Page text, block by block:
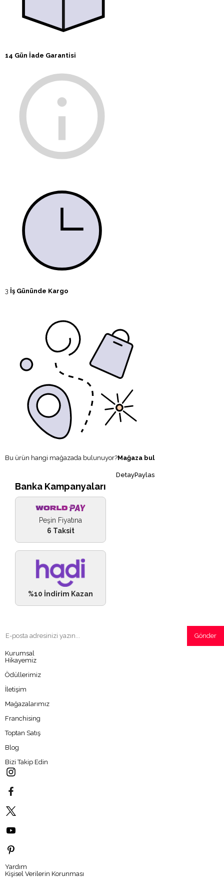
14 Gün İade Garantisi
3 İş Gününde Kargo
Bu ürün hangi mağazada bulunuyor?Mağaza bul
Banka Kampanyaları
Peşin Fiyatına
6 Taksit
%10 İndirim Kazan
DetayPaylas
Gönder
Kurumsal
Hikayemiz
Ödüllerimiz
İletişim
Mağazalarımız
Franchising
Toptan Satış
Blog
Bizi Takip Edin
Yardım
Kişisel Verilerin Korunması